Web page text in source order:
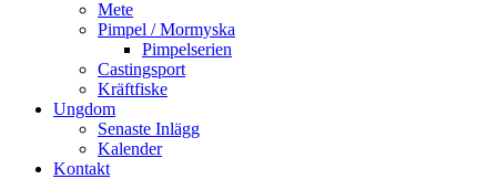
Mete
Pimpel / Mormyska
Pimpelserien
Castingsport
Kräftfiske
Ungdom
Senaste Inlägg
Kalender
Kontakt